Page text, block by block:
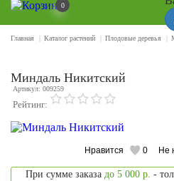
0
Главная Каталог растений Плодовые деревья
Миндаль Никитский
Артикул: 009259
Рейтинг:
Нравится 0 Не
При сумме заказа до 5 000 р. -